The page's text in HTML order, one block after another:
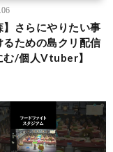
】さらにやりたい事
るための島クリ配信
む/個人Vtuber】